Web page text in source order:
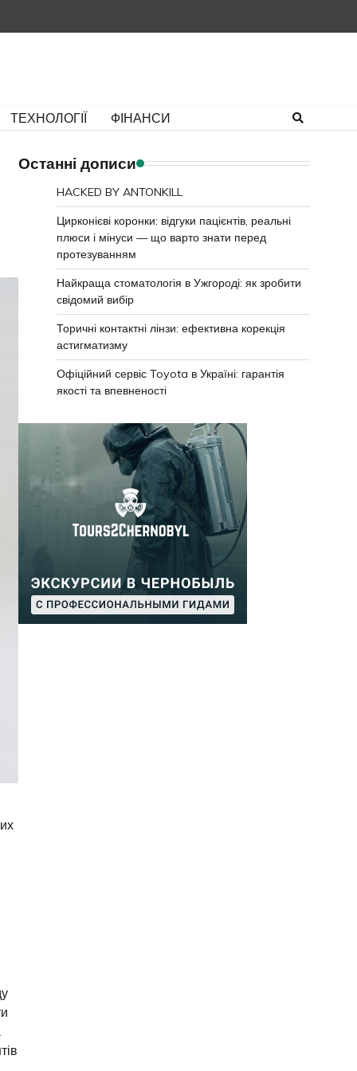
ТЕХНОЛОГІЇ ФІНАНСИ
Останні дописи
HACKED BY ANTONKILL
Цирконієві коронки: відгуки пацієнтів, реальні
плюси і мінуси — що варто знати перед
протезуванням
Найкраща стоматологія в Ужгороді: як зробити
свідомий вибір
Торичні контактні лінзи: ефективна корекція
астигматизму
Офіційний сервіс Toyota в Україні: гарантія
якості та впевненості